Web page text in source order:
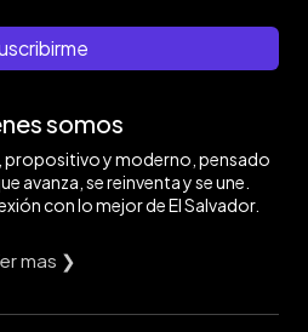
somos
y moderno, pensado
avanza, se reinventa y se une.
con lo mejor de El Salvador.
mas ❯